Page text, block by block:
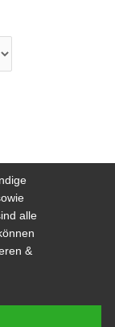
alle
&